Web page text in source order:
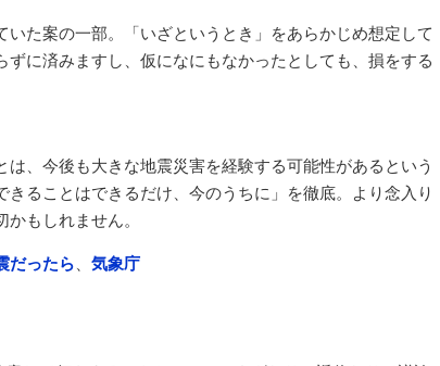
いた案の一部。「いざというとき」をあらかじめ想定して
ずに済みますし、仮になにもなかったとしても、損をする
、今後も大きな地震災害を経験する可能性があるという
きることはできるだけ、今のうちに」を徹底。より念入り
もしれません。
だったら
気象庁